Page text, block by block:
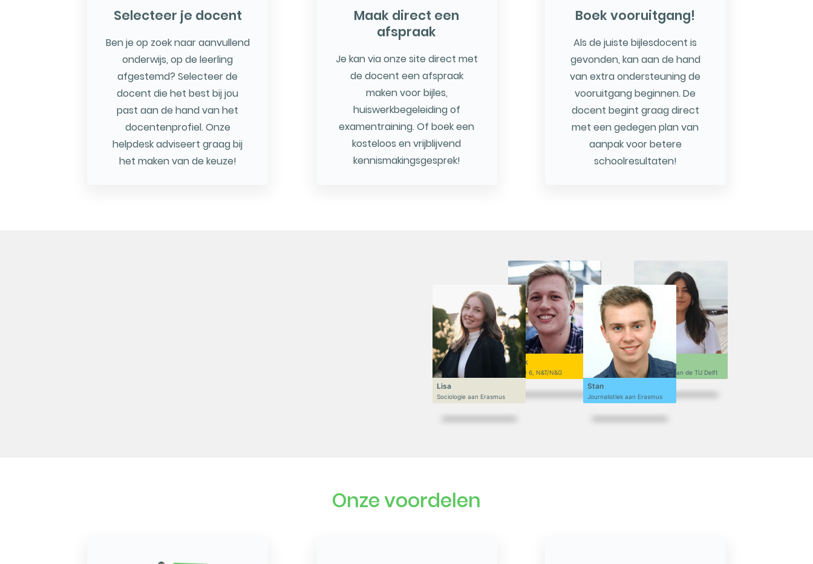
Selecteer je docent
Ben je op zoek naar aanvullend
onderwijs, op de leerling
afgestemd? Selecteer de
docent die het best bij jou
past aan de hand van het
docentenprofiel. Onze
helpdesk adviseert graag bij
het maken van de keuze!
Maak direct een
afspraak
Je kan via onze site direct met
de docent een afspraak
maken voor bijles,
huiswerkbegeleiding of
examentraining. Of boek een
kosteloos en vrijblijvend
kennismakingsgesprek!
Boek vooruitgang!
Als de juiste bijlesdocent is
gevonden, kan aan de hand
van extra ondersteuning de
vooruitgang beginnen. De
docent begint graag direct
met een gedegen plan van
aanpak voor betere
schoolresultaten!
Niek
VWO 6, N&T/N&G
Lisa
Sociologie aan Erasmus
Sofi
Ontwerpen aan de TU Delft
Stan
Journalistiek aan Erasmus
Onze voordelen